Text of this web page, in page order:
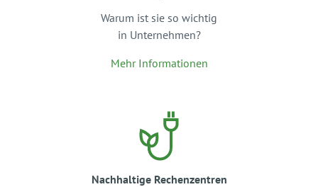
Warum ist sie so wichtig
in Unternehmen?
Mehr Informationen
Nachhaltige Rechenzentren